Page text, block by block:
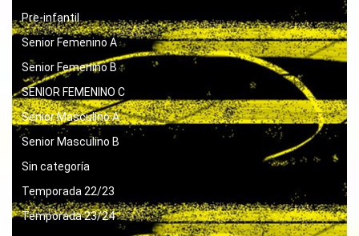
Pre-infantil
Senior Femenino A
Senior Femenino B
SENIOR FEMENINO C
Senior Masculino A
Senior Masculino B
Sin categoría
Temporada 22/23
Temporada 23/24